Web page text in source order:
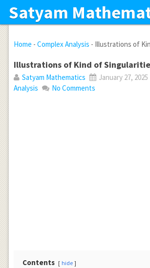
Satyam
Home - Complex Analysis - Illustrations of
Illustrations of Kind of
Satyam Mathematics January 27, 2025
Analysis
No Comments
Contents hide